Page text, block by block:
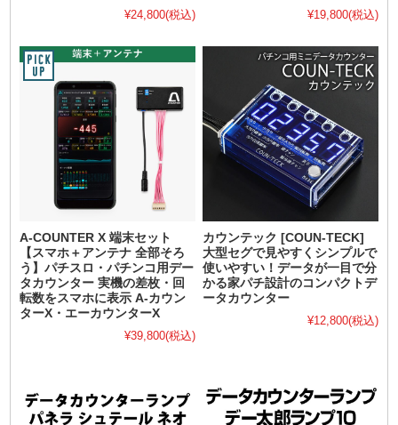
¥24,800(税込)
¥19,800(税込)
A-COUNTER X 端末セット
【スマホ＋アンテナ 全部そろ
う】パチスロ・パチンコ用デー
タカウンター 実機の差枚・回
転数をスマホに表示 A-カウン
ターX・エーカウンターX
¥39,800(税込)
カウンテック [COUN-TECK]
大型セグで見やすくシンプルで
使いやすい！データが一目で分
かる家パチ設計のコンパクトデ
ータカウンター
¥12,800(税込)